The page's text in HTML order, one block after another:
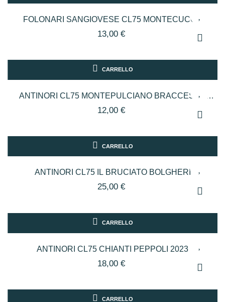
FOLONARI SANGIOVESE CL75 MONTECUCCO
13,00 €
CARRELLO
ANTINORI CL75 MONTEPULCIANO BRACCESCA
SABAZIO
12,00 €
CARRELLO
ANTINORI CL75 IL BRUCIATO BOLGHERI
25,00 €
CARRELLO
ANTINORI CL75 CHIANTI PEPPOLI 2023
18,00 €
CARRELLO